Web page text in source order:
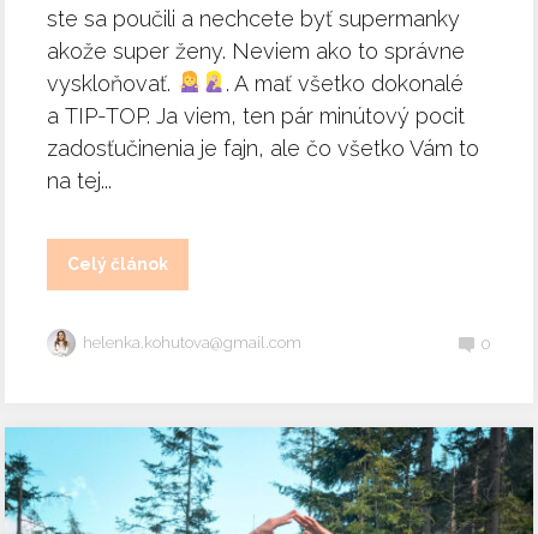
ste sa poučili a nechcete byť supermanky
akože super ženy. Neviem ako to správne
vyskloňovať.
. A mať všetko dokonalé
a TIP-TOP. Ja viem, ten pár minútový pocit
zadosťučinenia je fajn, ale čo všetko Vám to
na tej...
Celý článok
helenka.kohutova@gmail.com 0